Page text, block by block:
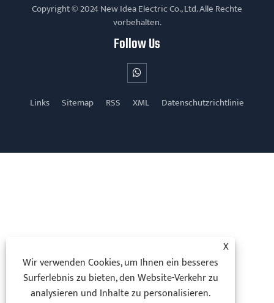
Copyright © 2024 New Idea Electric Co., Ltd. Alle Rechte
vorbehalten.
Follow Us
Links Sitemap RSS XML Datenschutzrichtlinie
X
Wir verwenden Cookies, um Ihnen ein besseres
Surferlebnis zu bieten, den Website-Verkehr zu
analysieren und Inhalte zu personalisieren.